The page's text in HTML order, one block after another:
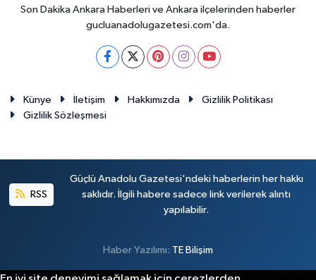
Son Dakika Ankara Haberleri ve Ankara ilçelerinden haberler
gucluanadolugazetesi.com'da.
Künye İletişim Hakkımızda
Gizlilik Politikası
Gizlilik Sözleşmesi
RSS
Güçlü Anadolu Gazetesi'ndeki haberlerin her hakkı
saklıdır. İlgili habere sadece link verilerek alıntı
yapılabilir.
Haber Yazılımı: TE Bilişim